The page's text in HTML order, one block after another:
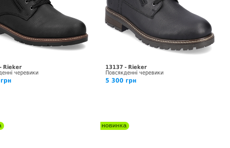
Rieker
черевики
13137 - Rieker
Повсякденні черевики
5 300 грн